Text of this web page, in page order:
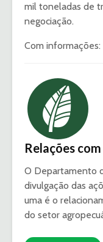
mil toneladas de
negociação.
Com
Relações
O Departamento
divulgação das
uma é o
do setor